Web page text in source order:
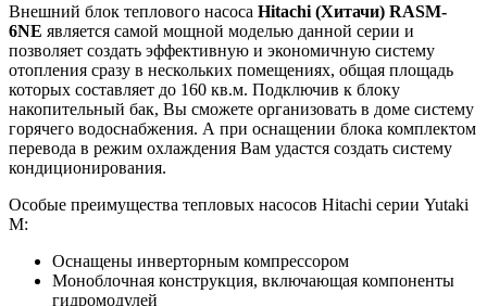
Внешний блок теплового насоса Hitachi (Хитачи) RASM-
6NE является самой мощной моделью данной серии и
позволяет создать эффективную и экономичную систему
отопления сразу в нескольких помещениях, общая площадь
которых составляет до 160 кв.м. Подключив к блоку
накопительный бак, Вы сможете организовать в доме систему
горячего водоснабжения. А при оснащении блока комплектом
перевода в режим охлаждения Вам удастся создать систему
кондиционирования.
Особые преимущества тепловых насосов Hitachi серии Yutaki
M:
Оснащены инверторным компрессором
Моноблочная конструкция, включающая компоненты
гидромодулей